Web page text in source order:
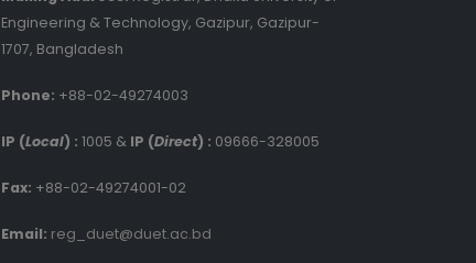
Engineering & Technology, Gazipur, Gazipur-
1707, Bangladesh
Phone: +88-02-49274003
IP (Local) : 1005 & IP (Direct) : 09666-328005
Fax: +88-02-49274001-02
Email: reg_duet@duet.ac.bd